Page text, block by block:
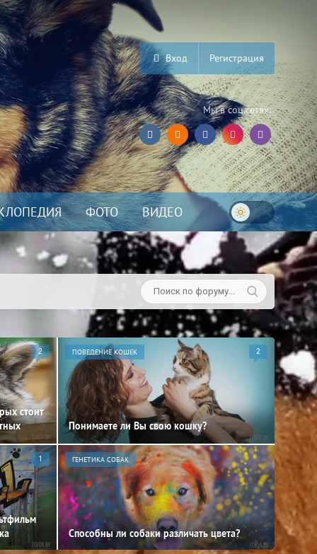
Вход Регистрация
Мы в соц.сетях:
ФОТО ВИДЕО
2
стоит
ПОВЕДЕНИЕ КОШЕК 2
Понимаете ли Вы свою кошку?
1 ГЕНЕТИКА СОБАК
Способны ли собаки различать цвета?